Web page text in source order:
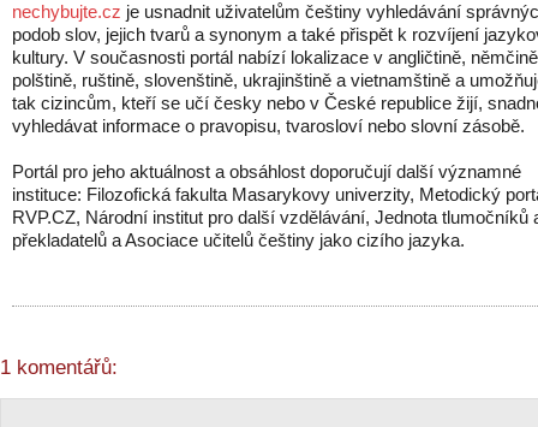
nechybujte.cz je usnadnit uživatelům češtiny vyhledávání
podob slov, jejich tvarů a synonym a také přispět k rozvíjení
kultury. V současnosti portál nabízí lokalizace v angličtině,
polštině, ruštině, slovenštině, ukrajinštině a vietnamštině a
tak cizincům, kteří se učí česky nebo v České republice žijí,
vyhledávat informace o pravopisu, tvarosloví nebo slovní zásobě.
Portál pro jeho aktuálnost a obsáhlost doporučují další významné
instituce: Filozofická fakulta Masarykovy univerzity, Metodický
RVP.CZ, Národní institut pro další vzdělávání, Jednota tlumočníků
překladatelů a Asociace učitelů češtiny jako cizího jazyka.
1 komentářů: